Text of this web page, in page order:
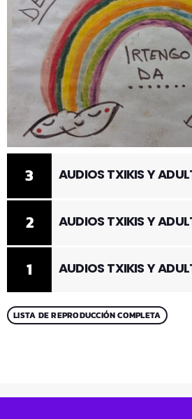
1 AUDIOS TXIKIS Y
2 AUDIOS TXIKIS Y
3 AUDIOS TXIKIS Y
LISTA DE REPRODUCCIÓN COMPLETA